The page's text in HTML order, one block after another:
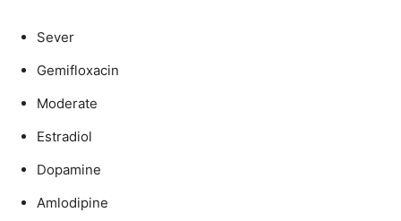
Sever
Gemifloxacin
Moderate
Estradiol
Dopamine
Amlodipine